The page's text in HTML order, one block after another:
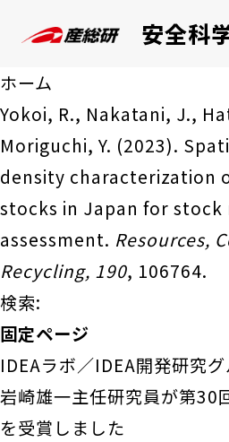
安全科
ホーム
Yokoi, R., Nakatani, J.,
Moriguchi, Y. (2023).
density characterization
stocks in Japan for
assessment. Resources,
Recycling, 190, 106764.
検索:
固定ページ
IDEAラボ／IDEA開発研究
岩崎雄一主任研究員が第30
を受賞しました